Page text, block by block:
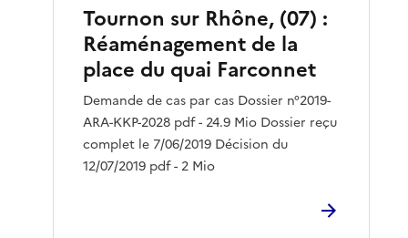
Tournon sur Rhône, (07) :
Réaménagement de la
place du quai Farconnet
Demande de cas par cas Dossier n°2019-
ARA-KKP-2028 pdf - 24.9 Mio Dossier reçu
complet le 7/06/2019 Décision du
12/07/2019 pdf - 2 Mio